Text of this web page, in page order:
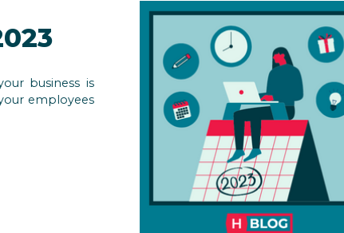
business is
employees